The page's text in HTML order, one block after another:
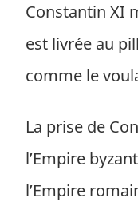
Constantin XI
est livrée au
comme le
La prise de
l’Empire
l’Empire